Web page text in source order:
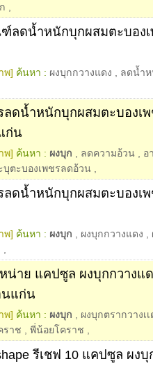
ลดน้ำหนักบุกผสมตะบองเ
พ] ค้นหา : ผงบุกกวางแดง
ลดน้ำ
ดน้ำหนักบุกผสมตะบองเพ
ก่น
พ] ค้นหา : ผงบุก ลดความอ้วน
อ
บุตะบองเพชรลดอ้วน
ดน้ำหนักบุกผสมตะบองเ
พ] ค้นหา : ผงบุก ผงบุกกวางแดง
น่าย แคปซูล ผงบุกกวางแ
นแก่น
พ] ค้นหา : ผงบุก
ผงบุกตรากวางเเ
ราช พี่น้อยโคราช
รีเชฟ 10 แคปซูล ผง